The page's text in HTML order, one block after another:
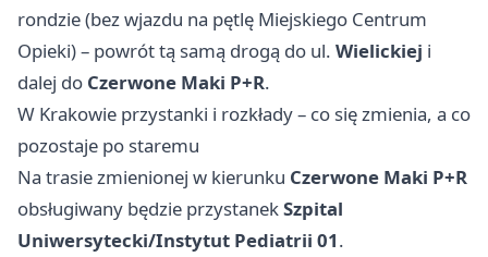
rondzie (bez wjazdu na pętlę Miejskiego Centrum
Opieki) – powrót tą samą drogą do ul. Wielickiej i
dalej do Czerwone Maki P+R.
W Krakowie przystanki i rozkłady – co się zmienia, a co
pozostaje po staremu
Na trasie zmienionej w kierunku Czerwone Maki P+R
obsługiwany będzie przystanekSzpital
Uniwersytecki/Instytut Pediatrii 01.